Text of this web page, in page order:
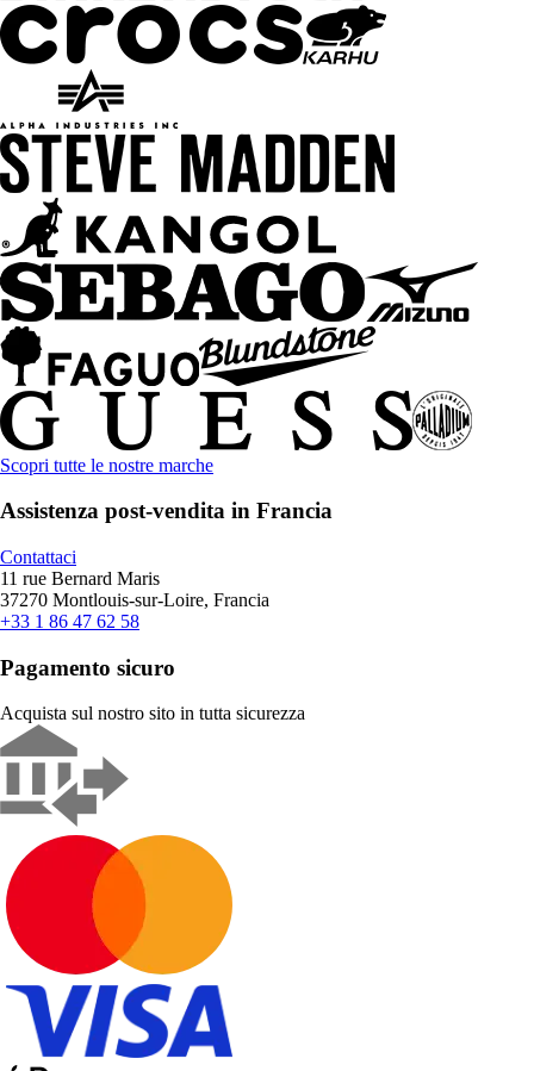
Scopri tutte le nostre marche
Assistenza post-vendita in Francia
Contattaci
11 rue Bernard Maris
37270 Montlouis-sur-Loire, Francia
+33 1 86 47 62 58
Pagamento sicuro
Acquista sul nostro sito in tutta sicurezza